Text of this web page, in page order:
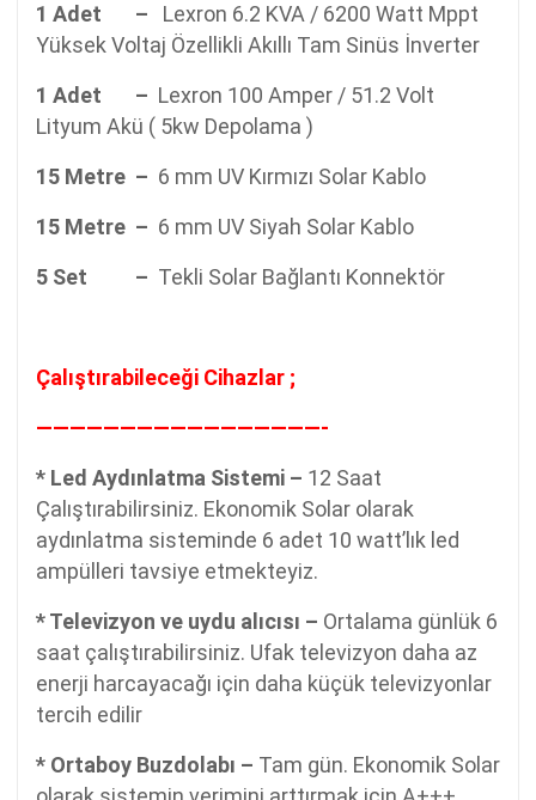
1 Adet –
Lexron 6.2 KVA / 6200 Watt Mppt
Yüksek Voltaj Özellikli Akıllı Tam Sinüs İnverter
1 Adet – Lexron 100 Amper / 51.2 Volt
Lityum Akü ( 5kw Depolama )
15 Metre – 6 mm UV Kırmızı Solar Kablo
15 Metre – 6 mm UV Siyah Solar Kablo
5 Set – Tekli Solar Bağlantı Konnektör
Çalıştırabileceği Cihazlar ;
—————————————————-
* Led Aydınlatma Sistemi – 12 Saat
Çalıştırabilirsiniz. Ekonomik Solar olarak
aydınlatma sisteminde 6 adet 10 watt’lık led
ampülleri tavsiye etmekteyiz.
* Televizyon ve uydu alıcısı – Ortalama günlük 6
saat çalıştırabilirsiniz. Ufak televizyon daha az
enerji harcayacağı için daha küçük televizyonlar
tercih edilir
* Ortaboy Buzdolabı – Tam gün. Ekonomik Solar